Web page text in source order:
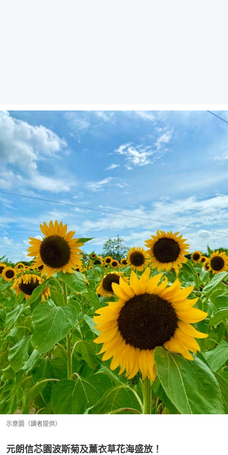
示意圖（讀者提供）
元朗信芯園波斯菊及薰衣草花海盛放！